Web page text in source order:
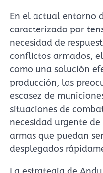
En el actual entorno
caracterizado por
necesidad de
conflictos armados,
como una solución
producción, las
escasez de
situaciones de
necesidad urgente
armas que puedan
desplegados